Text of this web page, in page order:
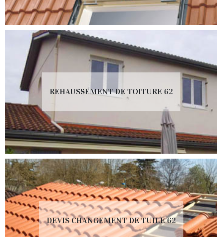
REHAUSSEMENT DE TOITURE 62
DEVIS CHANGEMENT DE TUILE 62